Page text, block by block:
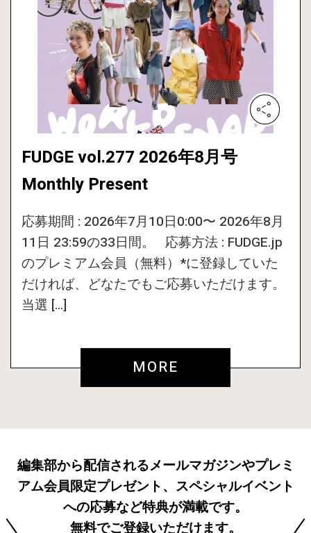
FUDGE vol.277 2026年8月号
Monthly Present
応募期間 : 2026年7月10日0:00〜 2026年8月
11日 23:59の33日間。 応募方法 : FUDGE.jp
のプレミアム会員（無料）*に登録していた
だければ、どなたでもご応募いただけます。
当選 […]
MORE
編集部から配信されるメールマガジンやプレミ
アム会員限定プレゼント、スペシャルイベント
への応募など特典が満載です。
無料でご登録いただけます。